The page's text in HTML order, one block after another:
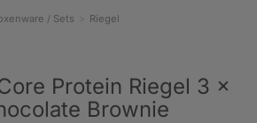
/ Sets Riegel
Protein Riegel 3 x
Brownie